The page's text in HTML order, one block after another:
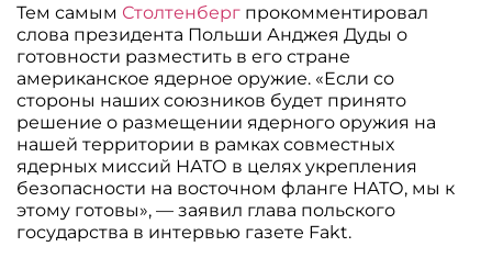
Тем самым Столтенберг прокомментировал
слова президента Польши Анджея Дуды о
готовности разместить в его стране
американское ядерное оружие. «Если со
стороны наших союзников будет принято
решение о размещении ядерного оружия на
нашей территории в рамках совместных
ядерных миссий НАТО в целях укрепления
безопасности на восточном фланге НАТО, мы к
этому готовы», — заявил глава польского
государства в интервью газете Fakt.